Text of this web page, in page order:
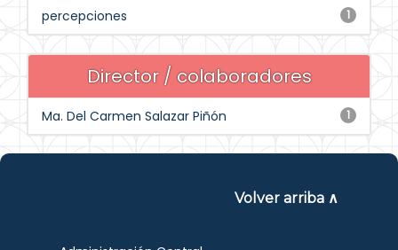
1
percepciones
Director / colaboradores
1
Ma. Del Carmen Salazar Piñón
Volver arriba ∧